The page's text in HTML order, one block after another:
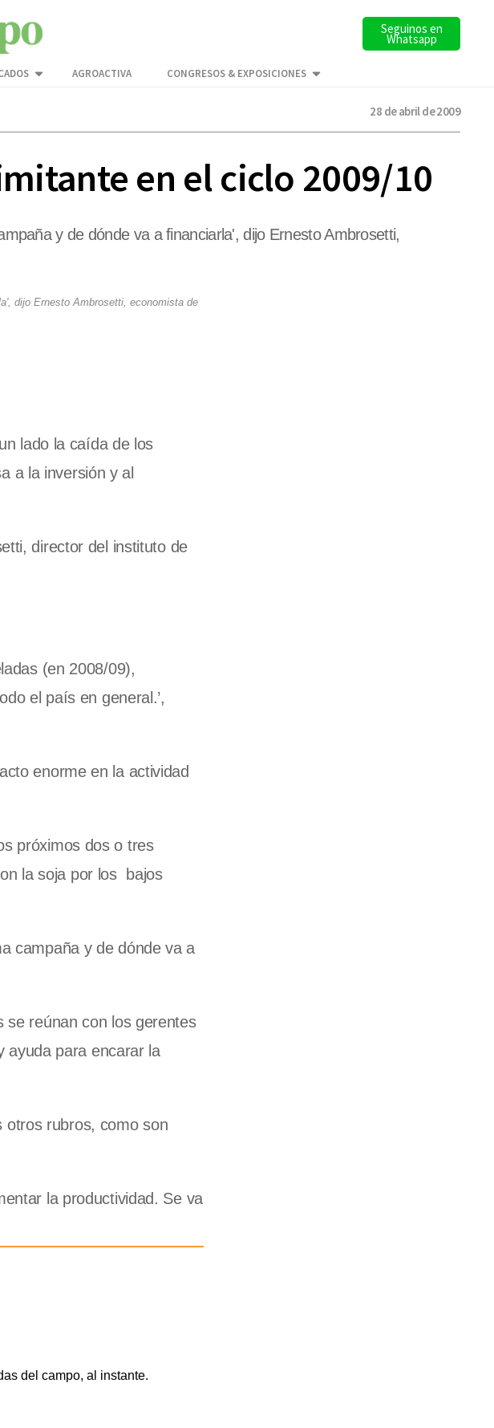
Seguinos en
Whatsapp
AGROACTIVA CONGRESOS & EXPOSICIONES
28 de abril de 2009
en el ciclo 2009/10
y de dónde va a financiarla', dijo Ernesto Ambrosetti,
dijo Ernesto Ambrosetti, economista de
lado la caída de los
a la inversión y al
director del instituto de
(en 2008/09),
el país en general.’,
enorme en la actividad
próximos dos o tres
la soja por los bajos
campaña y de dónde va a
se reúnan con los gerentes
ayuda para encarar la
otros rubros, como son
la productividad. Se va
del campo, al instante.